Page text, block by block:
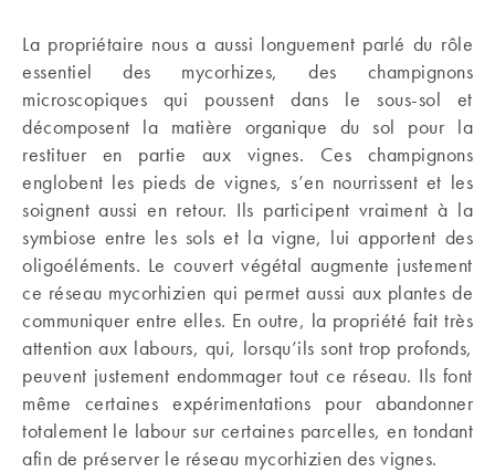
La propriétaire nous a aussi longuement parlé du rôle
essentiel des mycorhizes, des champignons
microscopiques qui poussent dans le sous-sol et
décomposent la matière organique du sol pour la
restituer en partie aux vignes. Ces champignons
englobent les pieds de vignes, s’en nourrissent et les
soignent aussi en retour. Ils participent vraiment à la
symbiose entre les sols et la vigne, lui apportent des
oligoéléments. Le couvert végétal augmente justement
ce réseau mycorhizien qui permet aussi aux plantes de
communiquer entre elles. En outre, la propriété fait très
attention aux labours, qui, lorsqu’ils sont trop profonds,
peuvent justement endommager tout ce réseau. Ils font
même certaines expérimentations pour abandonner
totalement le labour sur certaines parcelles, en tondant
afin de préserver le réseau mycorhizien des vignes.